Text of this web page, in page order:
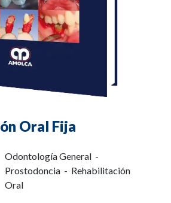
Oral Fija
Odontología General -
Prostodoncia - Rehabilitación
Oral